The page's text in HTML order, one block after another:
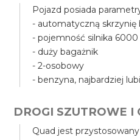
Pojazd posiada
- automatyczną skrzynię
- pojemność silnika
- duży bagażnik
- 2-osobowy
- benzyna, najbardziej
DROGI SZUTROWE I
Quad jest